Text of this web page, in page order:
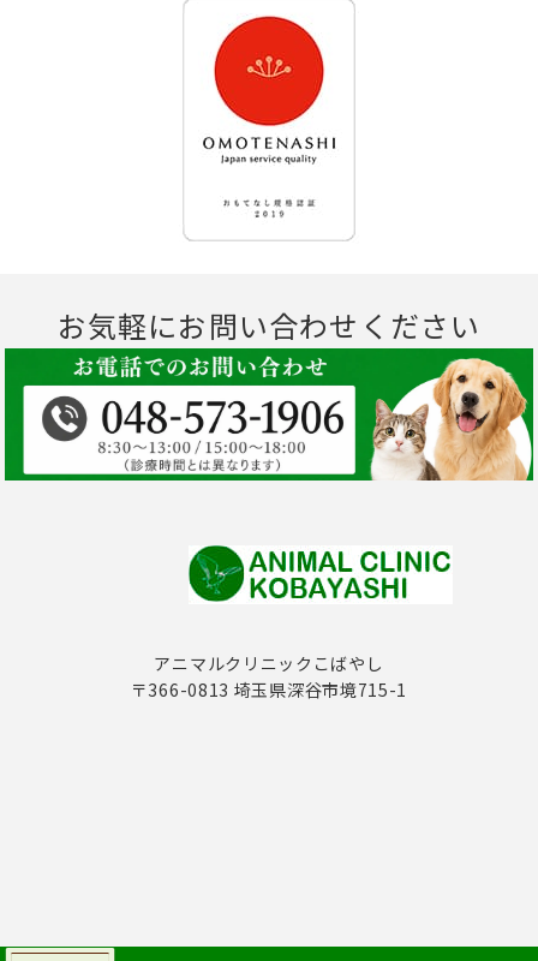
お気軽にお問い合わせください
アニマルクリニックこばやし
〒366-0813 埼玉県深谷市境715-1